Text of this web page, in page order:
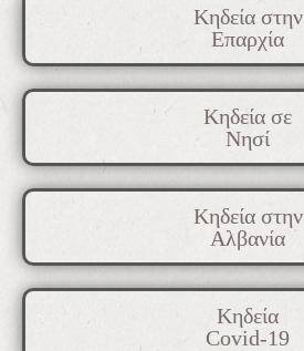
Κηδεία στην
Επαρχία
Κηδεία σε
Νησί
Κηδεία στην
Αλβανία
Κηδεία
Covid-19